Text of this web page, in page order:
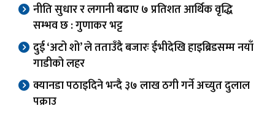
नीति सुधार र लगानी बढाए ७ प्रतिशत आर्थिक वृद्धि
सम्भव छ : गुणाकर भट्ट
दुई ‘अटो शो’ ले तताउँदै बजारः ईभीदेखि हाइब्रिडसम्म नयाँ
गाडीको लहर
क्यानडा पठाइदिने भन्दै ३७ लाख ठगी गर्ने अच्युत दुलाल
पक्राउ